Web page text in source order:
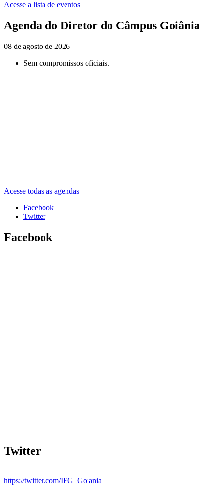
Acesse a lista de eventos
Agenda do Diretor do Câmpus Goiânia
08 de agosto de 2026
Sem compromissos oficiais.
Acesse todas as agendas
Facebook
Twitter
Facebook
Twitter
https://twitter.com/IFG_Goiania